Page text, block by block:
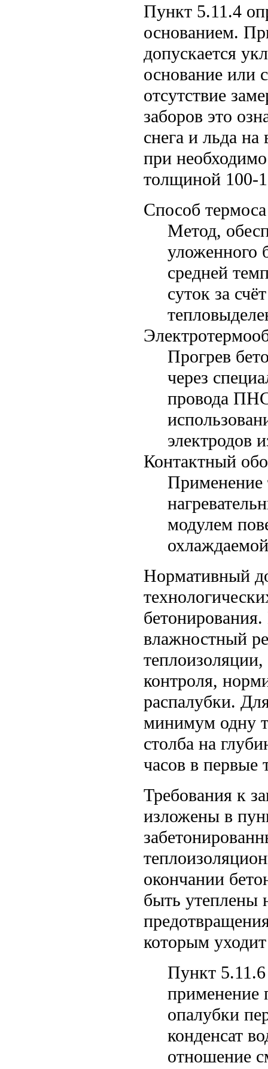
Пункт 5.11.4
основанием.
допускается
основание или
отсутствие
заборов это
снега и льда
при
толщиной 100-
Способ
Метод,
уложенного
средней
суток за
Прогрев
через
провода
электродов
Контактный
Применение
модулем
Нормативный
влажностный
контроля,
распалубки.
минимум одну
столба на
часов в первые
Требования к
изложены в
окончании
быть утеплены
которым
Пункт
применение
опалубки
конденсат
отношение